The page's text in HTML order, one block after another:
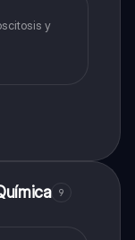
y
9